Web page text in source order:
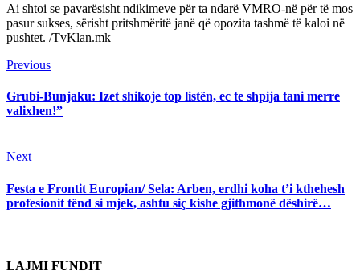
Ai shtoi se pavarësisht ndikimeve për ta ndarë VMRO-në për të mos
pasur sukses, sërisht pritshmëritë janë që opozita tashmë të kaloi në
pushtet. /TvKlan.mk
Continue
Reading
PreviousPrevious
Grubi-Bunjaku: Izet shikoje top listën, ec te shpija tani merre
valixhen!”
NextNext
Festa e Frontit Europian/ Sela: Arben, erdhi koha t’i kthehesh
profesionit tënd si mjek, ashtu siç kishe gjithmonë dëshirë…
LAJMI FUNDIT